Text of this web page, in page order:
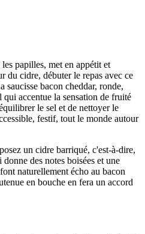
papilles, met en appétit et
du cidre, débuter le repas avec ce
saucisse bacon cheddar, ronde,
accentue la sensation de fruité
le sel et de nettoyer le
festif, tout le monde autour
un cidre barriqué, c'est-à-dire,
des notes boisées et une
naturellement écho au bacon
en bouche en fera un accord